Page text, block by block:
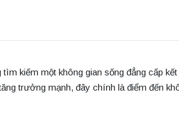
kiếm một không gian sống đẳng cấp kết
trưởng mạnh, đây chính là điểm đến